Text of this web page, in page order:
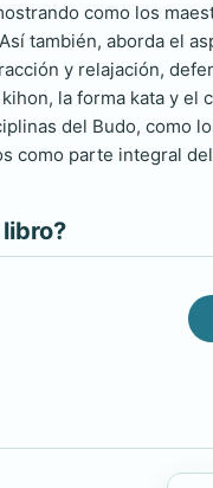
como los
también, aborda el
y relajación,
la forma kata y
del Budo, como
como parte integral